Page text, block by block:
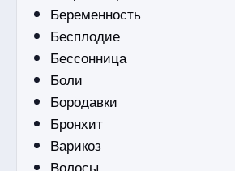
Беременность
Бесплодие
Бессонница
Боли
Бородавки
Бронхит
Варикоз
Волосы